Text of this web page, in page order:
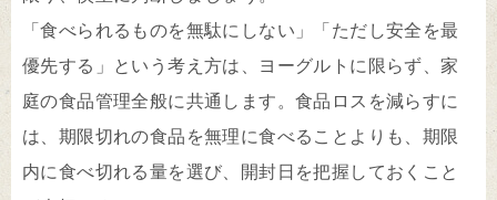
「食べられるものを無駄にしない」「ただし安全を最
優先する」という考え方は、ヨーグルトに限らず、家
庭の食品管理全般に共通します。食品ロスを減らすに
は、期限切れの食品を無理に食べることよりも、期限
内に食べ切れる量を選び、開封日を把握しておくこと